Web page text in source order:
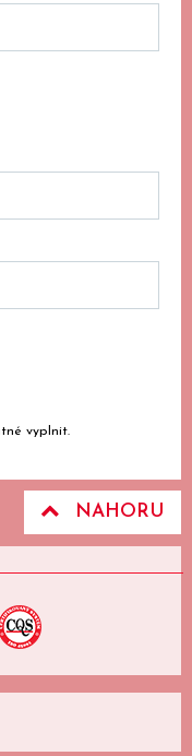
vyplnit.
NAHORU